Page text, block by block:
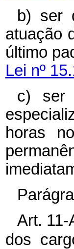
b) ser
atuação
último
Lei nº
c) ser
horas
Art.
dos